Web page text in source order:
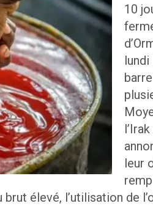
10
leur
élevé, l’utilisation de